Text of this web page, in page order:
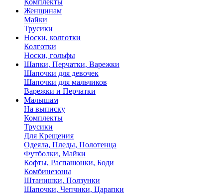
Комплекты
Женщинам
Майки
Трусики
Носки, колготки
Колготки
Носки, гольфы
Шапки, Перчатки, Варежки
Шапочки для девочек
Шапочки для мальчиков
Варежки и Перчатки
Малышам
На выписку
Комплекты
Трусики
Для Крещения
Одеяла, Пледы, Полотенца
Футболки, Майки
Кофты, Распашонки, Боди
Комбинезоны
Штанишки, Ползунки
Шапочки, Чепчики, Царапки